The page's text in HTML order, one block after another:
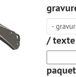
/ texte